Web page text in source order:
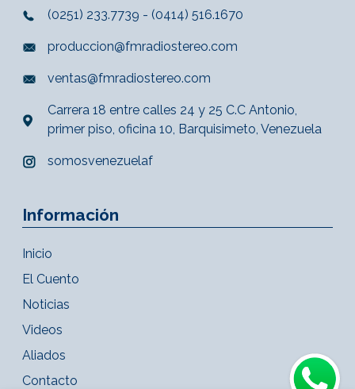
(0251) 233.7739 - (0414) 516.1670
produccion@fmradiostereo.com
ventas@fmradiostereo.com
Carrera 18 entre calles 24 y 25 C.C Antonio,
primer piso, oficina 10, Barquisimeto, Venezuela
somosvenezuelaf
Información
Inicio
El Cuento
Noticias
Videos
Aliados
Contacto